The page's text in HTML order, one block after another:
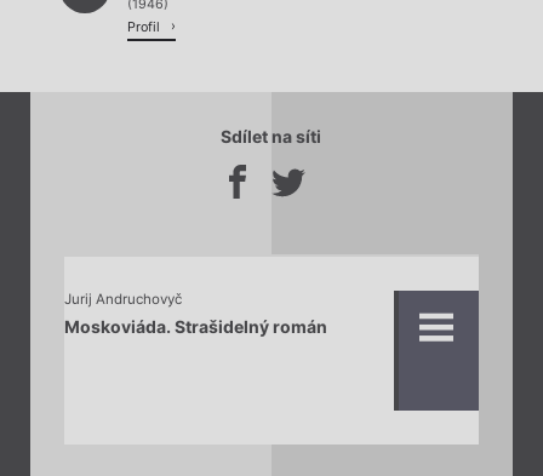
(1946)
Profil
Sdílet na síti
Jurij Andruchovyč
Moskoviáda. Strašidelný román